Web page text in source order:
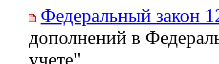
Федеральный закон
дополнений в
учете"